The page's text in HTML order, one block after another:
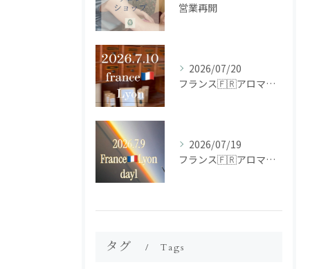
営業再開
2026/07/20
フランス🇫🇷アロマ研修ツアー𝗱𝗮𝘆𝟮
2026/07/19
フランス🇫🇷アロマ研修ツアー𝗱𝗮𝘆𝟭
タグ Tags